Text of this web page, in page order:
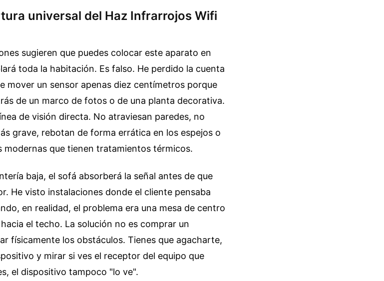
universal del Haz Infrarrojos Wifi
sugieren que puedes colocar este aparato en
toda la habitación. Es falso. He perdido la cuenta
mover un sensor apenas diez centímetros porque
de un marco de fotos o de una planta decorativa.
de visión directa. No atraviesan paredes, no
grave, rebotan de forma errática en los espejos o
modernas que tienen tratamientos térmicos.
baja, el sofá absorberá la señal antes de que
He visto instalaciones donde el cliente pensaba
en realidad, el problema era una mesa de centro
el techo. La solución no es comprar un
físicamente los obstáculos. Tienes que agacharte,
y mirar si ves el receptor del equipo que
el dispositivo tampoco "lo ve".